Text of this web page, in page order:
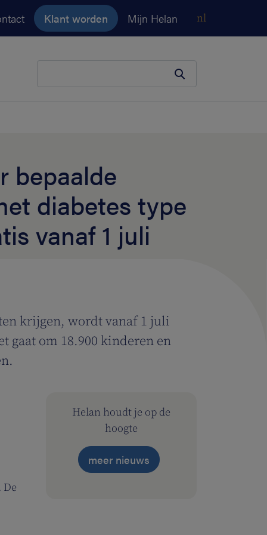
Klant worden Mijn Helan nl
bepaalde
diabetes type
vanaf 1 juli
krijgen, wordt vanaf 1 juli
gaat om 18.900 kinderen en
De
Helan houdt je op de
hoogte
meer nieuws